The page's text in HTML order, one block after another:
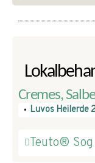
Cremes,
Luvos Heilerde
Teuto®